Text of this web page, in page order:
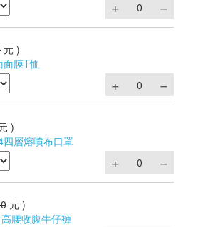
元 )
膜T恤
)
層熔噴布口罩
元 )
腰收腹牛仔褲